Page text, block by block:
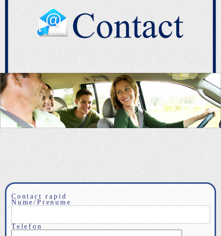
Contact rapid
Nume/Prenume
Telefon